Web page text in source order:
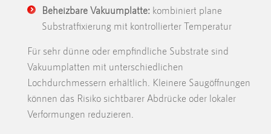
Beheizbare Vakuumplatte: kombiniert plane
Substratfixierung mit kontrollierter Temperatur
Für sehr dünne oder empfindliche Substrate sind
Vakuumplatten mit unterschiedlichen
Lochdurchmessern erhältlich. Kleinere Saugöffnungen
können das Risiko sichtbarer Abdrücke oder lokaler
Verformungen reduzieren.